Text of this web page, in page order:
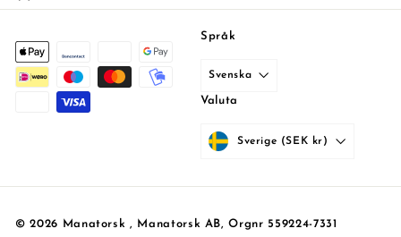
Språk
Svenska
Valuta
Sverige (SEK kr)
© 2026 Manatorsk , Manatorsk AB, Orgnr 559224-7331